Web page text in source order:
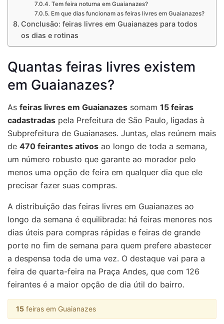
Tem feira noturna em Guaianazes?
Em que dias funcionam as feiras livres em Guaianazes?
Conclusão: feiras livres em Guaianazes para todos
os dias e rotinas
Quantas feiras livres existem
em Guaianazes?
As feiras livres em Guaianazes somam 15 feiras
cadastradas pela Prefeitura de São Paulo, ligadas à
Subprefeitura de Guaianases. Juntas, elas reúnem mais
de 470 feirantes ativos ao longo de toda a semana,
um número robusto que garante ao morador pelo
menos uma opção de feira em qualquer dia que ele
precisar fazer suas compras.
A distribuição das feiras livres em Guaianazes ao
longo da semana é equilibrada: há feiras menores nos
dias úteis para compras rápidas e feiras de grande
porte no fim de semana para quem prefere abastecer
a despensa toda de uma vez. O destaque vai para a
feira de quarta-feira na Praça Andes, que com 126
feirantes é a maior opção de dia útil do bairro.
15 feiras em Guaianazes